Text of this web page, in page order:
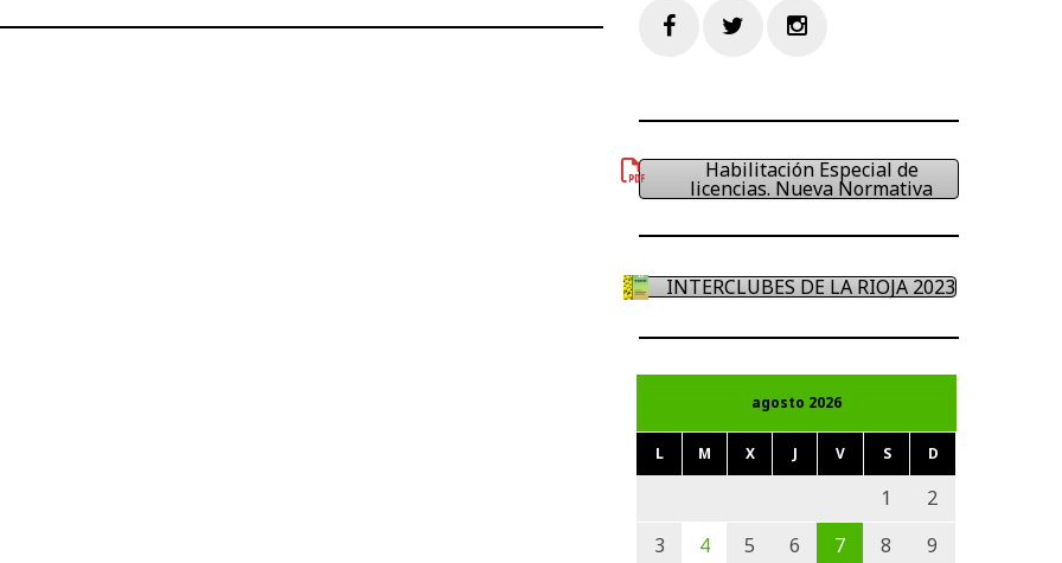
Habilitación Especial de
licencias. Nueva Normativa
INTERCLUBES DE LA RIOJA 2023
agosto 2026
L M X J V S D
1
2
3
4 5 6 7 8
9